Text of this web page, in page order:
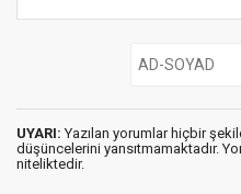
UYARI: Yazılan yorumlar hiçbir
düşüncelerini yansıtmamaktadır.
niteliktedir.